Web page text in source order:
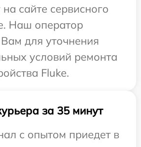
сайте сервисного
Наш оператор
для уточнения
условий ремонта
Fluke.
за 35 минут
с опытом приедет в